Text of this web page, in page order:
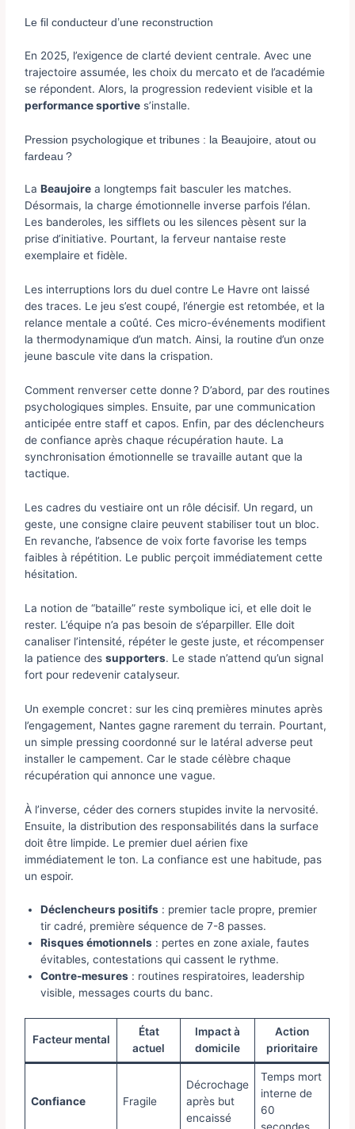
Le fil conducteur d’une reconstruction
En 2025, l’exigence de clarté devient centrale. Avec une
trajectoire assumée, les choix du mercato et de l’académie
se répondent. Alors, la progression redevient visible et la
performance sportive s’installe.
Pression psychologique et tribunes : la Beaujoire, atout ou
fardeau ?
LaBeaujoire a longtemps fait basculer les matches.
Désormais, la charge émotionnelle inverse parfois l’élan.
Les banderoles, les sifflets ou les silences pèsent sur la
prise d’initiative. Pourtant, la ferveur nantaise reste
exemplaire et fidèle.
Les interruptions lors du duel contre Le Havre ont laissé
des traces. Le jeu s’est coupé, l’énergie est retombée, et la
relance mentale a coûté. Ces micro-événements modifient
la thermodynamique d’un match. Ainsi, la routine d’un onze
jeune bascule vite dans la crispation.
Comment renverser cette donne ? D’abord, par des routines
psychologiques simples. Ensuite, par une communication
anticipée entre staff et capos. Enfin, par des déclencheurs
de confiance après chaque récupération haute. La
synchronisation émotionnelle se travaille autant que la
tactique.
Les cadres du vestiaire ont un rôle décisif. Un regard, un
geste, une consigne claire peuvent stabiliser tout un bloc.
En revanche, l’absence de voix forte favorise les temps
faibles à répétition. Le public perçoit immédiatement cette
hésitation.
La notion de “bataille” reste symbolique ici, et elle doit le
rester. L’équipe n’a pas besoin de s’éparpiller. Elle doit
canaliser l’intensité, répéter le geste juste, et récompenser
la patience dessupporters. Le stade n’attend qu’un signal
fort pour redevenir catalyseur.
Un exemple concret : sur les cinq premières minutes après
l’engagement, Nantes gagne rarement du terrain. Pourtant,
un simple pressing coordonné sur le latéral adverse peut
installer le campement. Car le stade célèbre chaque
récupération qui annonce une vague.
À l’inverse, céder des corners stupides invite la nervosité.
Ensuite, la distribution des responsabilités dans la surface
doit être limpide. Le premier duel aérien fixe
immédiatement le ton. La confiance est une habitude, pas
un espoir.
Déclencheurs positifs : premier tacle propre, premier
tir cadré, première séquence de 7-8 passes.
Risques émotionnels : pertes en zone axiale, fautes
évitables, contestations qui cassent le rythme.
Contre-mesures : routines respiratoires, leadership
visible, messages courts du banc.
Facteur mental
État
actuel
Impact à
domicile
Action
prioritaire
Confiance Fragile
Décrochage
après but
encaissé
Temps mort
interne de
60